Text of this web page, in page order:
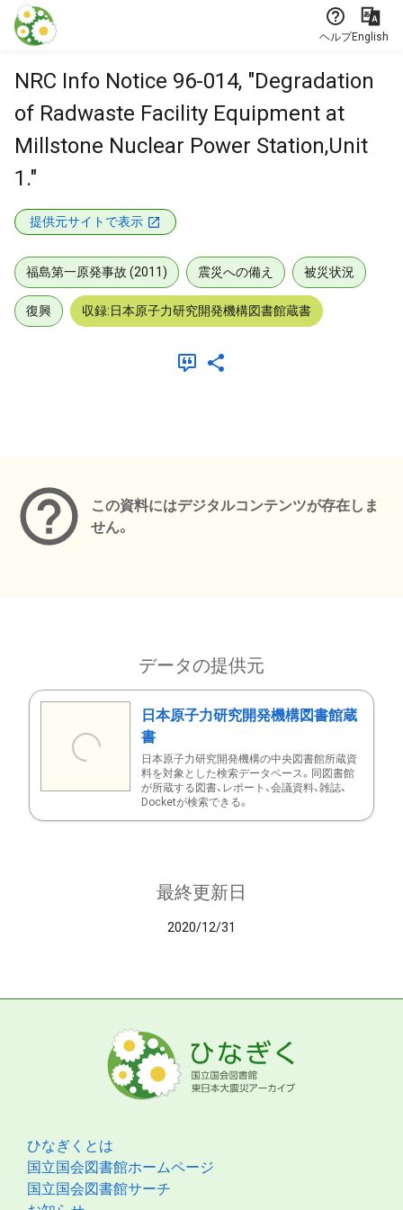
本文に飛ぶ
ヘルプEnglish
NRC Info Notice 96-014, "Degradation
of Radwaste Facility Equipment at
Millstone Nuclear Power Station,Unit
1."
提供元サイトで表示
福島第一原発事故 (2011) 震災への備え 被災状況
復興 収録:日本原子力研究開発機構図書館蔵書
この資料にはデジタルコンテンツが存在しま
せん。
データの提供元
日本原子力研究開発機構図書館蔵
書
日本原子力研究開発機構の中央図書館所蔵資
料を対象とした検索データベース。同図書館
が所蔵する図書、レポート、会議資料、雑誌、
Docketが検索できる。
最終更新日
2020/12/31
ひなぎくとは
国立国会図書館ホームページ
国立国会図書館サーチ